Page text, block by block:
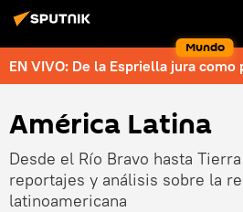
Mundo
EN VIVO: De la Espriella jura
América Latina
Desde el Río Bravo hasta
reportajes y análisis sobre la
latinoamericana